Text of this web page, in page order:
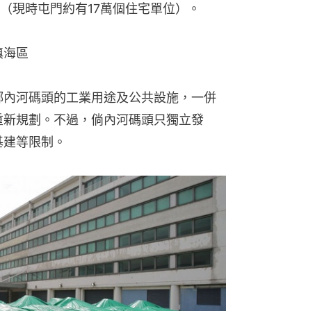
現時屯門約有17萬個住宅單位）。
區
河碼頭的工業用途及公共設施，一併
規劃。不過，倘內河碼頭只獨立發
等限制。